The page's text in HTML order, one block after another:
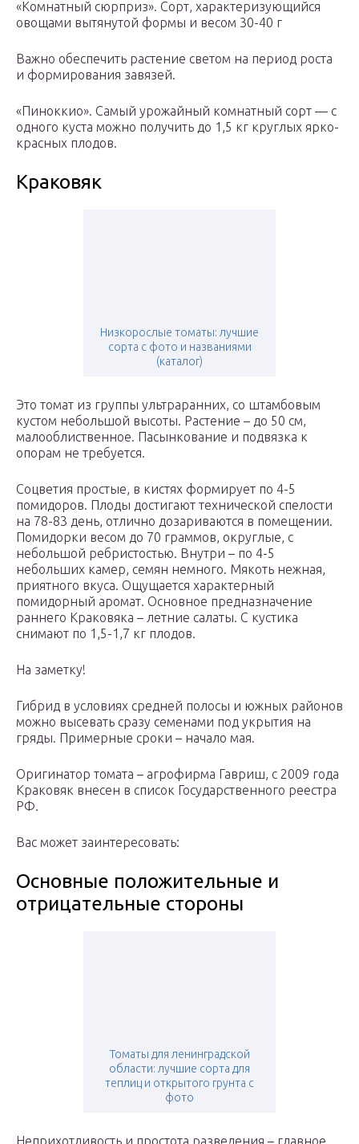
«Комнатный сюрприз». Сорт, характеризующийся
овощами вытянутой формы и весом 30-40 г
Важно обеспечить растение светом на период роста
и формирования завязей.
«Пиноккио». Самый урожайный комнатный сорт — с
одного куста можно получить до 1,5 кг круглых ярко-
красных плодов.
Краковяк
Низкорослые томаты: лучшие
сорта с фото и названиями
(каталог)
Это томат из группы ультраранних, со штамбовым
кустом небольшой высоты. Растение – до 50 см,
малооблиственное. Пасынкование и подвязка к
опорам не требуется.
Соцветия простые, в кистях формирует по 4-5
помидоров. Плоды достигают технической спелости
на 78-83 день, отлично дозариваются в помещении.
Помидорки весом до 70 граммов, округлые, с
небольшой ребристостью. Внутри – по 4-5
небольших камер, семян немного. Мякоть нежная,
приятного вкуса. Ощущается характерный
помидорный аромат. Основное предназначение
раннего Краковяка – летние салаты. С кустика
снимают по 1,5-1,7 кг плодов.
На заметку!
Гибрид в условиях средней полосы и южных районов
можно высевать сразу семенами под укрытия на
гряды. Примерные сроки – начало мая.
Оригинатор томата – агрофирма Гавриш, с 2009 года
Краковяк внесен в список Государственного реестра
РФ.
Вас может заинтересовать:
Основные положительные и
отрицательные стороны
Томаты для ленинградской
области: лучшие сорта для
теплиц и открытого грунта с
фото
Неприхотливость и простота разведения – главное